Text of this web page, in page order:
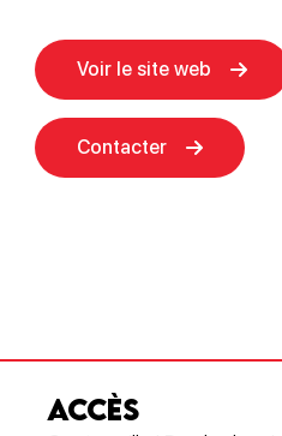
Voir le site web
Contacter
ACCÈS